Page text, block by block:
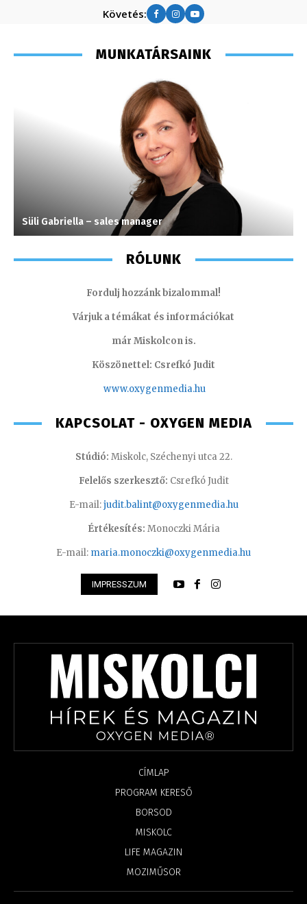
Követés:
MUNKATÁRSAINK
Süli Gabriella – sales manager
RÓLUNK
Fordulj hozzánk bizalommal!
Várjuk a témákat és információkat
már Miskolcon is.
Köszönettel: Csrefkó Judit
www.oxygenmedia.hu
KAPCSOLAT - OXYGEN MEDIA
Stúdió: Miskolc, Széchenyi utca 22.
Felelős szerkesztő: Csrefkó Judit
E-mail:judit.balint@oxygenmedia.hu
Értékesítés: Monoczki Mária
E-mail: maria.monoczki@oxygenmedia.hu
IMPRESSZUM
CÍMLAP
PROGRAM KERESŐ
BORSOD
MISKOLC
LIFE MAGAZIN
MOZIMŰSOR